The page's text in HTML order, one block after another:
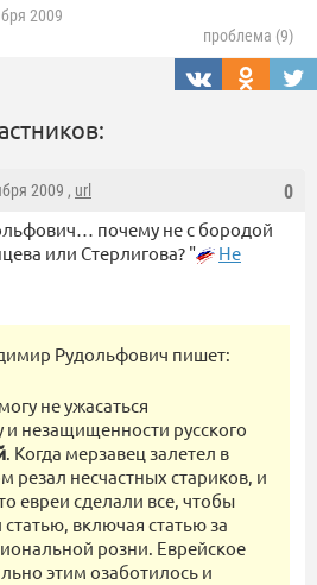
2009
проблема (9)
0
2009 , url
почему не с бородой
или Стерлигова? "
Не
Рудольфович пишет:
не ужасаться
незащищенности русского
. Когда мерзавец залетел в
резал несчастных стариков, и
евреи сделали все, чтобы
включая статью за
розни. Еврейское
этим озаботилось и